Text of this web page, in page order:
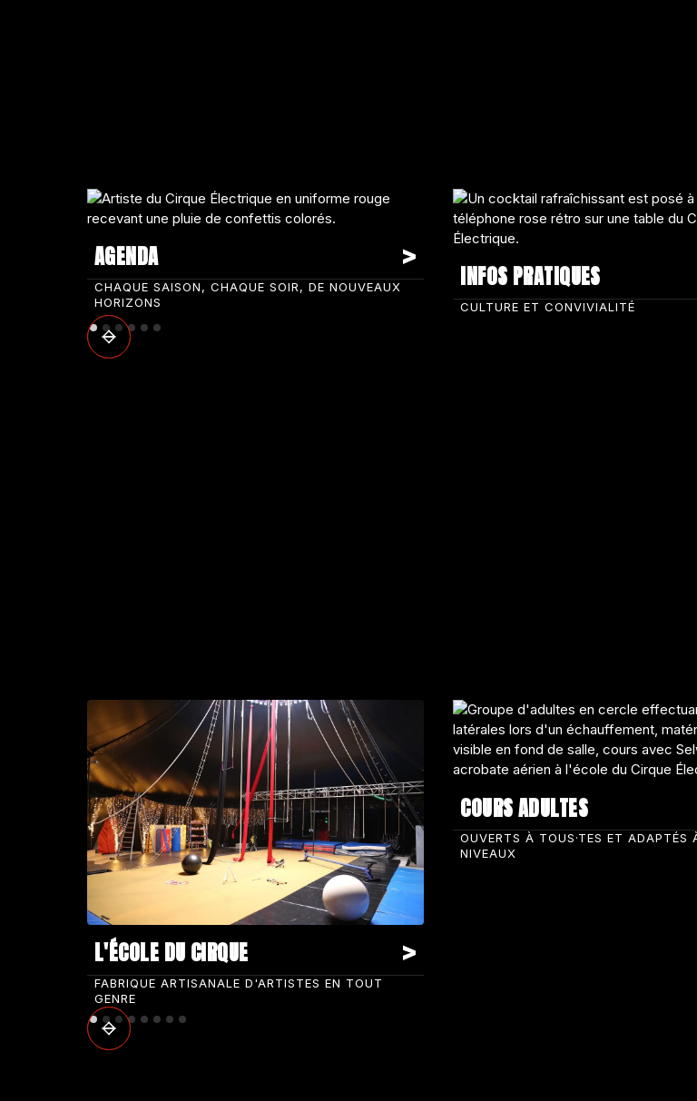
AGENDA
CHAQUE SAISON, CHAQUE SOIR, DE NOUVEAUX
HORIZONS
INFOS PRATIQUES
CULTURE ET CONVIVIALITÉ
L'ÉCOLE DU CIRQUE
FABRIQUE ARTISANALE D'ARTISTES EN TOUT
GENRE
COURS ADULTES
OUVERTS À TOUS·TES ET ADAPTÉS
NIVEAUX